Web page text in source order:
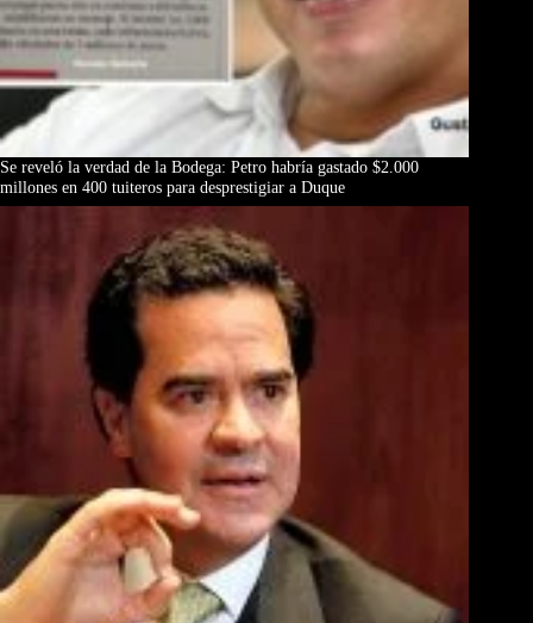
Se reveló la verdad de la Bodega: Petro habría gastado $2.000
millones en 400 tuiteros para desprestigiar a Duque